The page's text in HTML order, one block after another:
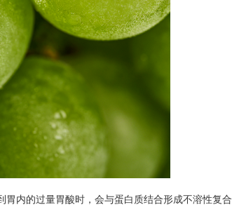
内的过量胃酸时，会与蛋白质结合形成不溶性复合